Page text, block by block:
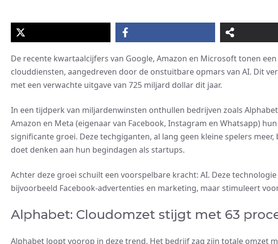
De recente kwartaalcijfers van Google, Amazon en Microsoft tonen
clouddiensten, aangedreven door de onstuitbare opmars van AI. Dit
met een verwachte uitgave van 725 miljard dollar dit jaar.
In een tijdperk van miljardenwinsten onthullen bedrijven zoals
Amazon en Meta (eigenaar van Facebook, Instagram en Whatsapp)
significante groei. Deze techgiganten, al lang geen kleine spelers
doet denken aan hun begindagen als startups.
Achter deze groei schuilt een voorspelbare kracht: AI. Deze
bijvoorbeeld Facebook-advertenties en marketing, maar stimuleert
Alphabet: Cloudomzet stijgt met 63
Alphabet loopt voorop in deze trend. Het bedrijf zag zijn totale omzet